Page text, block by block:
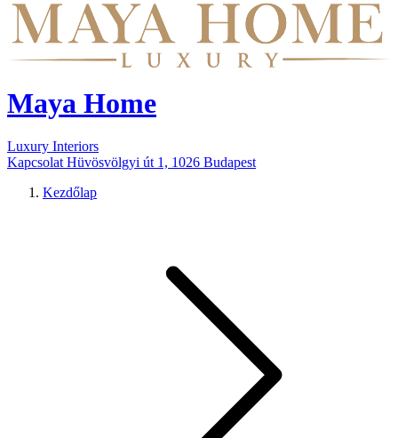
Maya Home
Luxury Interiors
Kapcsolat Hüvösvölgyi út 1, 1026 Budapest
Kezdőlap